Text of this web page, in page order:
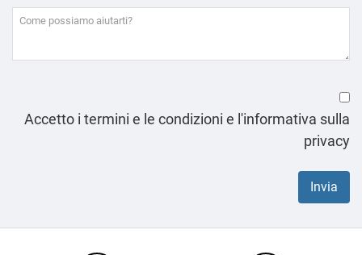
Accetto i termini e le condizioni e l'informativa sulla
privacy